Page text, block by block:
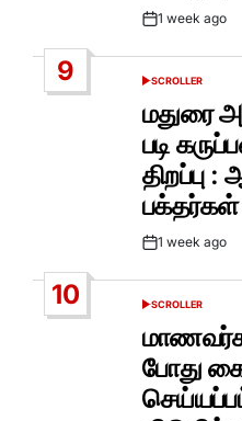
Post1 week ago
9
POSTED
SCROLLER
மதுரை
படி
திறப்பு
பக்தர்கள்
Post1 week ago
10
POSTED
SCROLLER
போது